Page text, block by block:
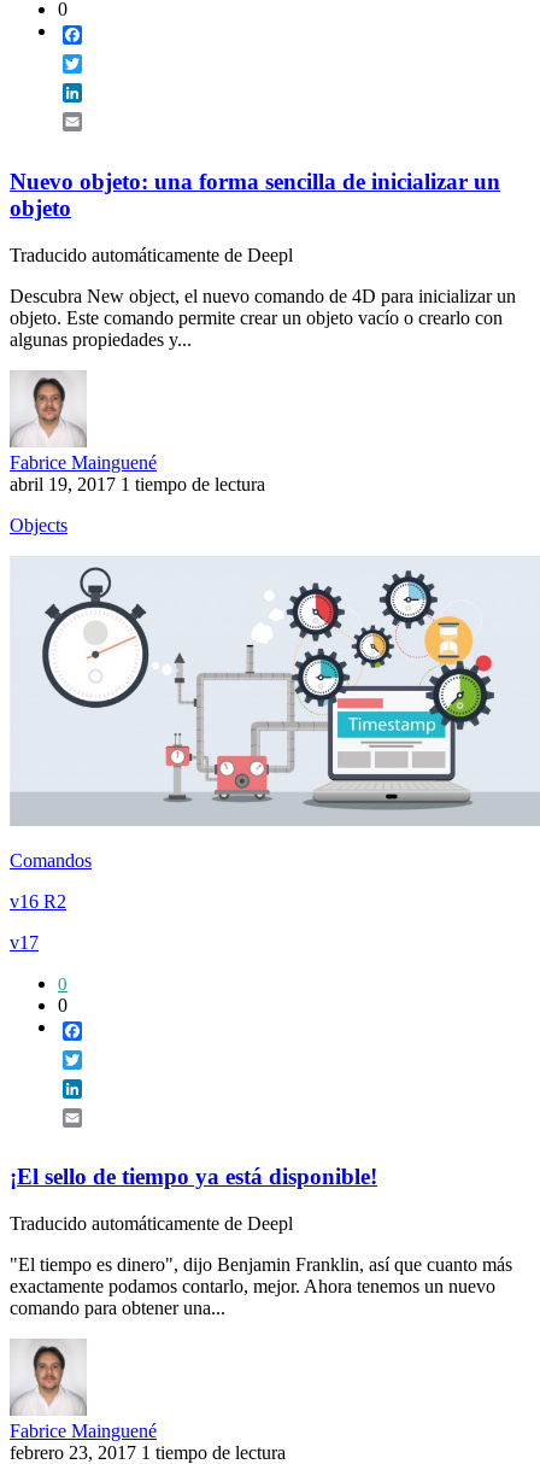
0
Nuevo objeto: una forma sencilla de inicializar un
objeto
Traducido automáticamente de Deepl
Descubra New object, el nuevo comando de 4D para inicializar un
objeto. Este comando permite crear un objeto vacío o crearlo con
algunas propiedades y...
Fabrice Mainguené
abril 19, 2017 1 tiempo de lectura
Objects
Comandos
v16 R2
v17
0
0
¡El sello de tiempo ya está disponible!
Traducido automáticamente de Deepl
"El tiempo es dinero", dijo Benjamin Franklin, así que cuanto más
exactamente podamos contarlo, mejor. Ahora tenemos un nuevo
comando para obtener una...
Fabrice Mainguené
febrero 23, 2017 1 tiempo de lectura